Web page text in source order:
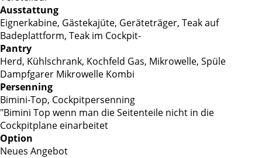
Ausstattung
Eignerkabine, Gästekajüte, Geräteträger, Teak auf
Badeplattform, Teak im Cockpit-
Pantry
Herd, Kühlschrank, Kochfeld Gas, Mikrowelle, Spüle
Dampfgarer Mikrowelle Kombi
Persenning
Bimini-Top, Cockpitpersenning
"Bimini Top wenn man die Seitenteile nicht in die
Cockpitplane einarbeitet
Option
Neues Angebot